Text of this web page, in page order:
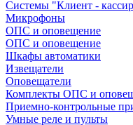
Системы "Клиент -
Микрофоны
ОПС и оповещение
ОПС и оповещение
Шкафы автоматики
Извещатели
Оповещатели
Комплекты ОПС и
Приемно-контрольные
Умные реле и пульты